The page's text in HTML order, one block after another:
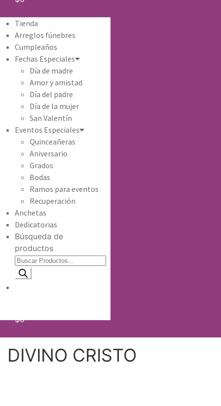
Tienda
Arreglos fúnebres
Cumpleaños
Fechas Especiales
Día de madre
Amor y amistad
Día del padre
Día de la mujer
San Valentín
Eventos Especiales
Quinceañeras
Aniversario
Grados
Bodas
Ramos para eventos
Recuperación
Anchetas
Dedicatorias
Búsqueda de
productos
$0
DIVINO CRISTO